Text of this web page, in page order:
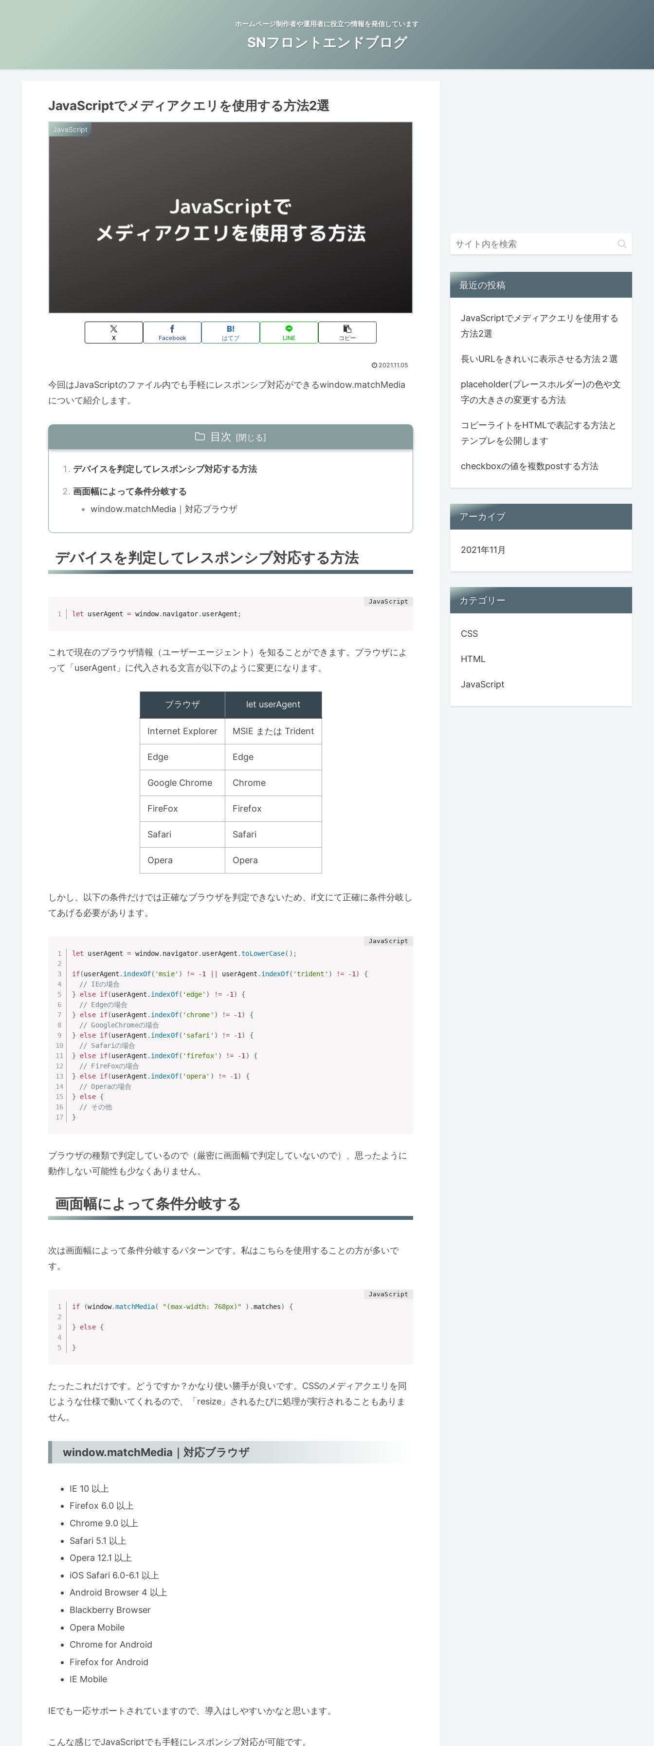
ホームページ制作者や運用者に役立つ情報を発信しています
SNフロントエンドブログ
JavaScriptでメディアクエリを使用する方法2選
JavaScript
X Facebook はてブ LINE コピー
2021.11.05
今回はJavaScriptのファイル内でも手軽にレスポンシブ対応ができるwindow.matchMedia
について紹介します。
目次
デバイスを判定してレスポンシブ対応する方法
画面幅によって条件分岐する
window.matchMedia｜対応ブラウザ
デバイスを判定してレスポンシブ対応する方法
let userAgent = window. navigator. userAgent ;
これで現在のブラウザ情報（ユーザーエージェント）を知ることができます。ブラウザによ
って「userAgent」に代入される文言が以下のように変更になります。
ブラウザ let userAgent
Internet Explorer MSIE または Trident
Edge Edge
Google Chrome Chrome
FireFox Firefox
Safari Safari
Opera Opera
しかし、以下の条件だけでは正確なブラウザを判定できないため、if文にて正確に条件分岐し
てあげる必要があります。
let userAgent = window. navigator. userAgent .toLowerCase( ) ;
if(userAgent . indexOf( 'msie' ) != -1 userAgent . indexOf( 'trident' ) != -1 )
{
// IEの場合
}
else if(userAgent . indexOf( 'edge' ) != -1 )
{
// Edgeの場合
}
else if(userAgent . indexOf( 'chrome' ) != -1 )
{
// GoogleChromeの場合
}
else if(userAgent . indexOf( 'safari' ) != -1 )
{
// Safariの場合
}
else if(userAgent . indexOf( 'firefox' ) != -1 )
{
// FireFoxの場合
}
else if(userAgent . indexOf( 'opera' ) != -1 )
{
// Operaの場合
}
else {
// その他
}
ブラウザの種類で判定しているので（厳密に画面幅で判定していないので）、思ったように
動作しない可能性も少なくありません。
画面幅によって条件分岐する
次は画面幅によって条件分岐するパターンです。私はこちらを使用することの方が多いで
す。
if (window.matchMedia( "(max-width: 768px)" ) .matches) {
} else {
}
たったこれだけです。どうですか？かなり使い勝手が良いです。CSSのメディアクエリを同
じような仕様で動いてくれるので、「resize」されるたびに処理が実行されることもありま
せん。
window.matchMedia｜対応ブラウザ
IE 10 以上
Firefox 6.0 以上
Chrome 9.0 以上
Safari 5.1 以上
Opera 12.1 以上
iOS Safari 6.0-6.1 以上
Android Browser 4 以上
Blackberry Browser
Opera Mobile
Chrome for Android
Firefox for Android
IE Mobile
IEでも一応サポートされていますので、導入はしやすいかなと思います。
こんな感じでJavaScriptでも手軽にレスポンシブ対応が可能です。
最近の投稿
JavaScriptでメディアクエリを使用する
方法2選
長いURLをきれいに表示させる方法２選
placeholder(プレースホルダー)の色や文
字の大きさの変更する方法
コピーライトをHTMLで表記する方法と
テンプレを公開します
checkboxの値を複数postする方法
アーカイブ
2021年11月
カテゴリー
CSS
HTML
JavaScript